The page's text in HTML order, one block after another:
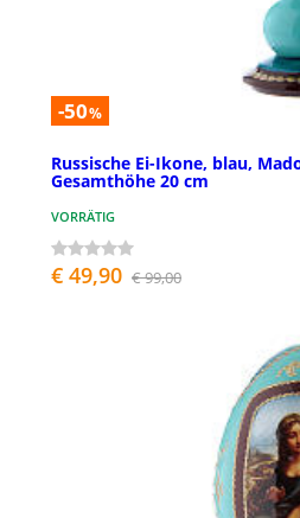
-50%
Russische Ei-Ikone, blau,
Gesamthöhe 20 cm
VORRÄTIG
€ 49,90 € 99,00